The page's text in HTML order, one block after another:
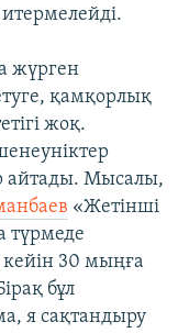
жүрген
қамқорлық
жоқ.
айтады. Мысалы,
«Жетінші
түрмеде
30 мыңға
бұл
я сақтандыру